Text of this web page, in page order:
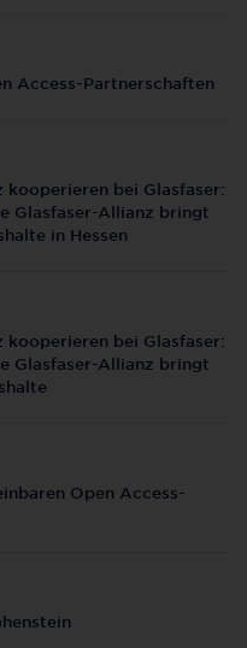
Access-Partnerschaften
kooperieren bei Glasfaser:
Glasfaser-Allianz bringt
in Hessen
kooperieren bei Glasfaser:
Glasfaser-Allianz bringt
Open Access-